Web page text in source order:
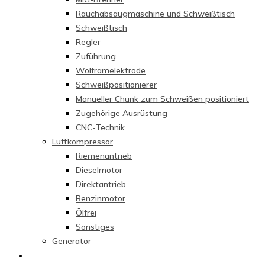
Rauchabsaugmaschine und Schweißtisch
Schweißtisch
Regler
Zuführung
Wolframelektrode
Schweißpositionierer
Manueller Chunk zum Schweißen positioniert
Zugehörige Ausrüstung
CNC-Technik
Luftkompressor
Riemenantrieb
Dieselmotor
Direktantrieb
Benzinmotor
Ölfrei
Sonstiges
Generator